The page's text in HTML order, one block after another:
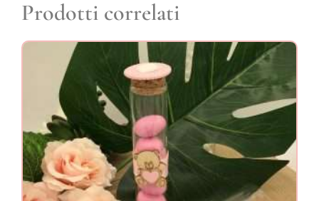
Prodotti correlati